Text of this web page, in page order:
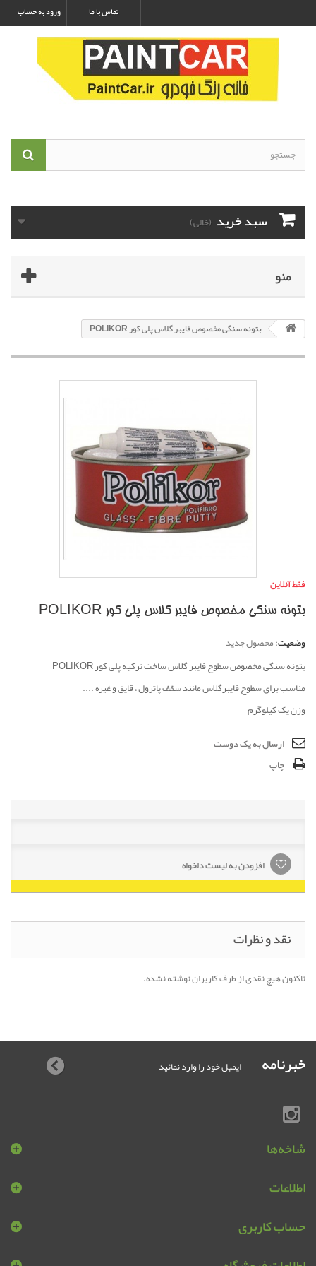
ورود به حساب تماس با ما
سبد خرید (خالی)
منو
بتونه سنگی مخصوص فایبر گلاس پلی کور POLIKOR
فقط آنلاین
بتونه سنگی مخصوص فایبر گلاس پلی کور POLIKOR
وضعیت:محصول جدید
بتونه سنگی مخصوص سطوح فایبر گلاس ساخت ترکیه پلی کور POLIKOR
مناسب برای سطوح فایبرگلاس مانند سقف پاترول ، قایق و غیره ....
وزن یک کیلوگرم
ارسال به یک دوست
چاپ
افزودن به لیست دلخواه
نقد و نظرات
تاکنون هیچ نقدی از طرف کاربران نوشته نشده.
خبرنامه
شاخه‌ها
اطلاعات
حساب کاربری